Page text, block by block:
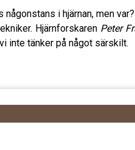
någonstans i hjärnan, men
Hjärnforskaren Peter
inte tänker på något särskilt.